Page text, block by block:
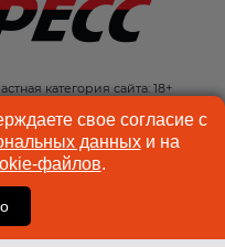
категория сайта: 18+
РЕКЛАМА
свое согласие с
данныхи на
файлов.